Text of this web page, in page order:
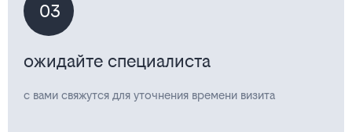
03
ожидайте специалиста
с вами свяжутся для уточнения времени визита